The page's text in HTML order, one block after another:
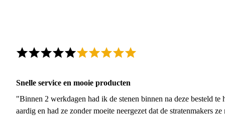
Snelle service en mooie producten
"Binnen 2 werkdagen had ik de stenen binnen na deze besteld
aardig en had ze zonder moeite neergezet dat de stratenmakers